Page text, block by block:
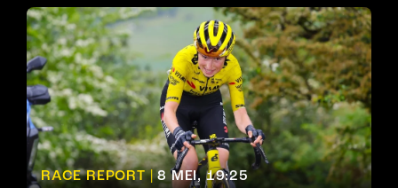
RACE REPORT | 8 MEI, 19:25